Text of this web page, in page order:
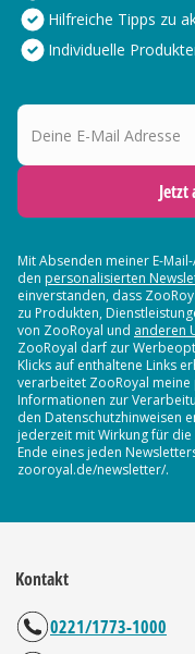
Hilfreiche Tipps zu
Individuelle
Deine E-Mail Adresse
Jetzt
Mit Absenden meiner E-
den personalisierten
einverstanden, dass
zu Produkten,
von ZooRoyal und anderen
ZooRoyal darf zur
Klicks auf enthaltene Links
verarbeitet ZooRoyal
Informationen zur
den Datenschutzhinweisen
jederzeit mit Wirkung für
Ende eines jeden
zooroyal.de/newsletter/.
Kontakt
0221/1773-1000